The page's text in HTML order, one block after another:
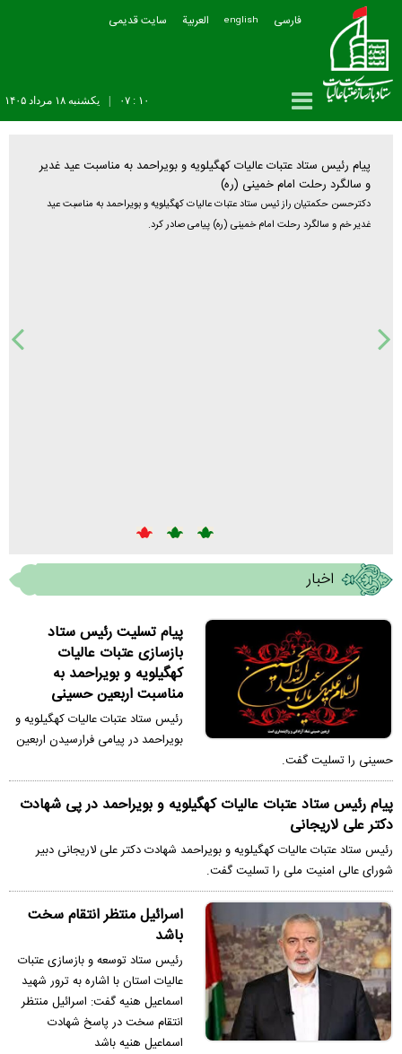
فارسی english العربیة سایت قدیمی
يکشنبه ۱۸ مرداد ۱۴۰۵ ۱۰ : ۰۷
غدیر
اخبار
پیام تسلیت رئیس ستاد
بازسازی عتبات عالیات
کهگیلویه و بویراحمد به
مناسبت اربعین حسینی
رئیس ستاد عتبات عالیات کهگیلویه و
بویراحمد در پیامی فرارسیدن اربعین
حسینی را تسلیت گفت.
پیام رئیس ستاد عتبات عالیات کهگیلویه و بویراحمد در پی شهادت
دکتر علی لاریجانی
رئیس ستاد عتبات عالیات کهگیلویه و بویراحمد شهادت دکتر علی لاریجانی دبیر
شورای عالی امنیت ملی را تسلیت گفت.
اسرائیل منتظر انتقام سخت
باشد
رئیس ستاد توسعه و بازسازی عتبات
عالیات استان با اشاره به ترور شهید
اسماعیل هنیه گفت: اسرائیل منتظر
انتقام سخت در پاسخ شهادت
اسماعیل هنیه باشد